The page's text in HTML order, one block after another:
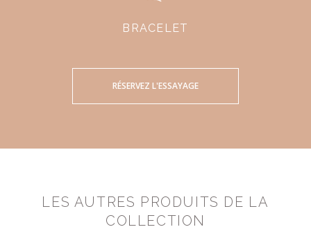
BRACELET
RÉSERVEZ L'ESSAYAGE
LES AUTRES PRODUITS DE LA
COLLECTION